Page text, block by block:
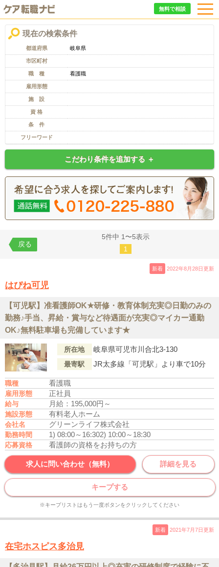
無料で相談
現在の検索条件
都道府県 岐阜県
市区町村
職 種 看護職
雇用形態
施 設
資 格
条 件
フリーワード
こだわり条件を追加する ＋
5件中 1〜5表示
1
戻る
新着 2022年8月28日更新
はぴね可児
【可児駅】准看護師OK★研修・教育体制充実◎日勤のみの
勤務♪手当、昇給・賞与など待遇面が充実◎マイカー通勤
OK♪無料駐車場も完備しています★
所在地 岐阜県可児市川合北3-130
最寄駅 JR太多線「可児駅」より車で10分
職種 看護職
雇用形態 正社員
給与 月給：195,000円～
施設形態 有料老人ホーム
会社名 グリーンライフ株式会社
勤務時間 1) 08:00～16:302) 10:00～18:30
応募資格 看護師の資格をお持ちの方
求人に問い合わせ（無料） 詳細を見る
キープする
※キープリストはもう一度ボタンをクリックしてください
新着 2021年7月7日更新
在宅ホスピス多治見